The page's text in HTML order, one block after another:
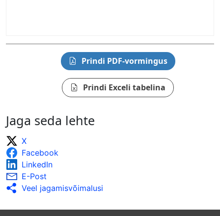
Prindi PDF-vormingus
Prindi Exceli tabelina
Jaga seda lehte
X
Facebook
LinkedIn
E-Post
Veel jagamisvõimalusi